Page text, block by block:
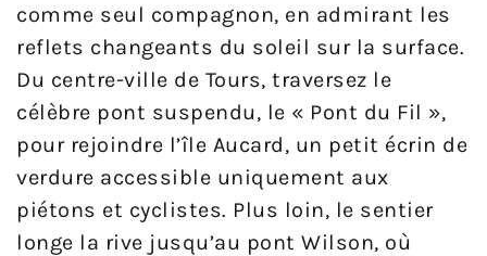
comme seul compagnon, en admirant les
reflets changeants du soleil sur la surface.
Du centre-ville de Tours, traversez le
célèbre pont suspendu, le « Pont du Fil »,
pour rejoindre l’île Aucard, un petit écrin de
verdure accessible uniquement aux
piétons et cyclistes. Plus loin, le sentier
longe la rive jusqu’au pont Wilson, où